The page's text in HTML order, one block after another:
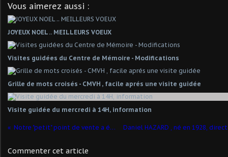
Vous aimerez aussi :
JOYEUX NOEL .. MEILLEURS VOEUX
Visites guidées du Centre de Mémoire - Modifications
Grille de mots croisés - CMVH , facile aprés une visite guidée
Visite guidée du mercredi à 14H, information
Notre "petit" point de vente a été lui aussi rafraîchi..
Commenter cet article